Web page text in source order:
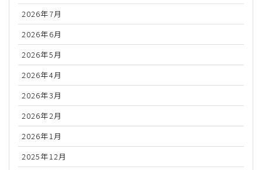
2026年7月
2026年6月
2026年5月
2026年4月
2026年3月
2026年2月
2026年1月
2025年12月